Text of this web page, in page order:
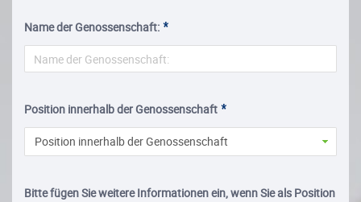
Name der Genossenschaft:
Position innerhalb der Genossenschaft
Position innerhalb der Genossenschaft
Bitte fügen Sie weitere Informationen ein, wenn Sie als Position